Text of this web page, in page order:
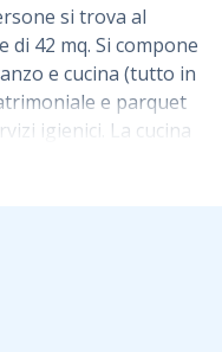
si trova al
42 mq. Si compone
e cucina (tutto in
e parquet
igienici. La cucina
frigorifero e
aria